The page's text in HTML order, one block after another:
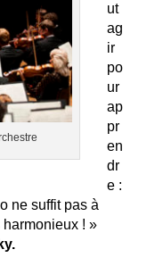
ut
ag
ir
po
ur
ap
pr
en
dr
e :
ne suffit pas à
! »